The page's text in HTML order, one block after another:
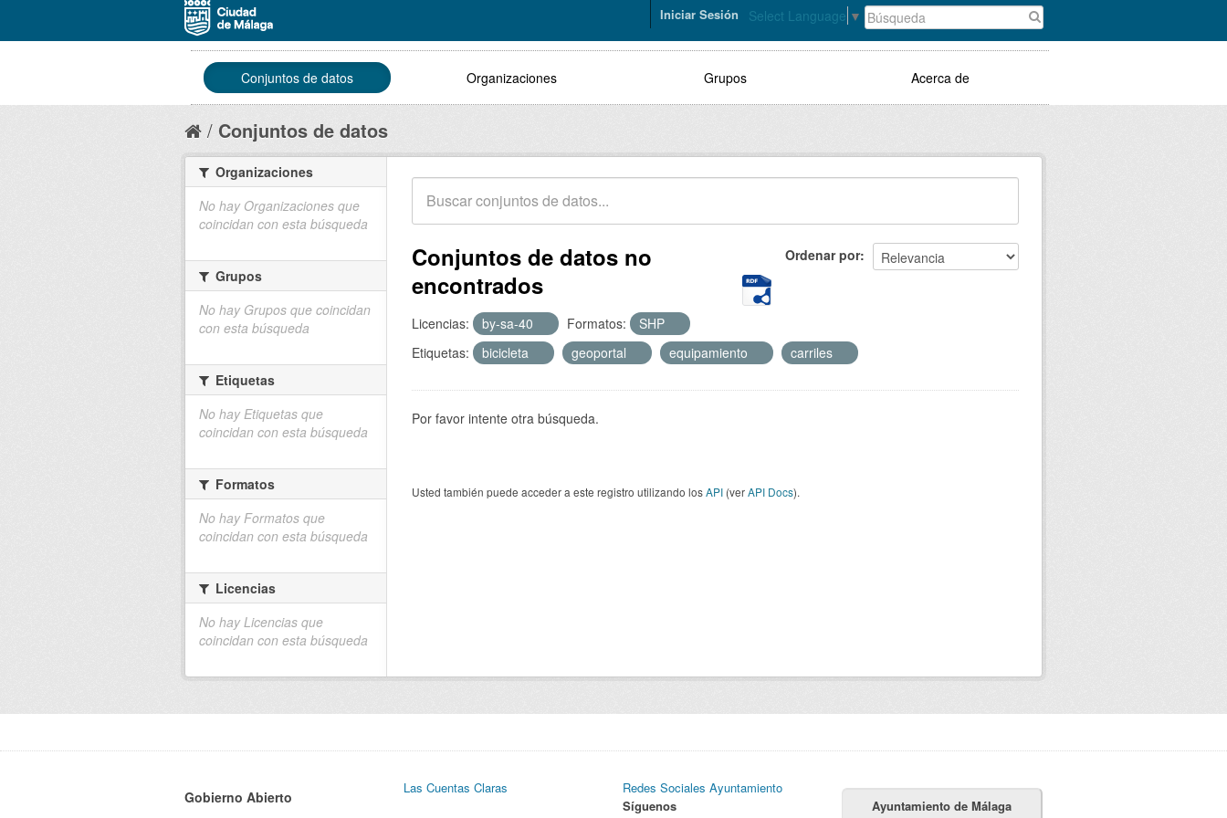
Select Language ▼
Iniciar Sesión
Conjuntos de datos Organizaciones Grupos Acerca de
Conjuntos de datos
Ordenar por
Conjuntos de datos no
encontrados
Licencias: by-sa-40 Formatos:
SHP
Etiquetas:
bicicleta geoportal equipamiento carriles
Por favor intente otra búsqueda.
Usted también puede acceder a este registro utilizando losAPI (verAPI Docs).
Organizaciones
No hay Organizaciones que
coincidan con esta búsqueda
Grupos
No hay Grupos que coincidan
con esta búsqueda
Etiquetas
No hay Etiquetas que
coincidan con esta búsqueda
Formatos
No hay Formatos que
coincidan con esta búsqueda
Licencias
No hay Licencias que
coincidan con esta búsqueda
Gobierno Abierto
Las Cuentas Claras
Redes Sociales Ayuntamiento
Síguenos
Ayuntamiento de Málaga